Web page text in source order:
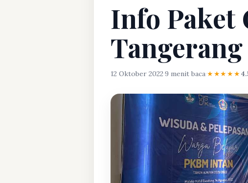
Info Paket
Tangerang
12 Oktober 2022·9 menit baca·★★★★★